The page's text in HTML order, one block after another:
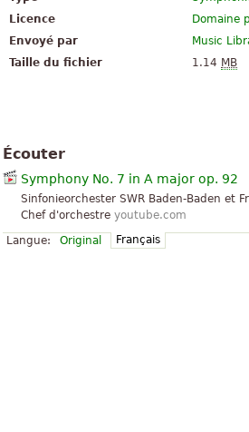
Licence
Domaine
Envoyé par
Music
Taille du fichier
1.14 MB
Écouter
Symphony No. 7 in A major op. 92
Sinfonieorchester SWR Baden-Baden et
Chef d'orchestre youtube.com
Langue:
Original Français